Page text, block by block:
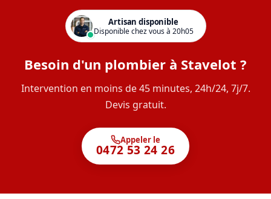
Artisan disponible
Disponible chez vous à 20h05
Besoin d'un plombier à Stavelot ?
Intervention en moins de 45 minutes, 24h/24, 7j/7.
Devis gratuit.
Appeler le
0472 53 24 26